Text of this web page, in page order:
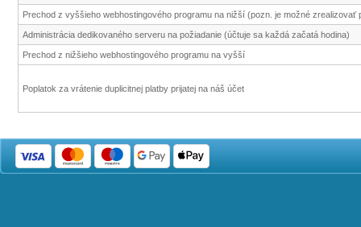
Prechod z vyššieho webhostingového programu na nižší (pozn. je možné zrealizovať
Administrácia dedikovaného serveru na požiadanie (účtuje sa každá začatá hodina)
Prechod z nižšieho webhostingového programu na vyšší
Poplatok za vrátenie duplicitnej platby prijatej na náš účet